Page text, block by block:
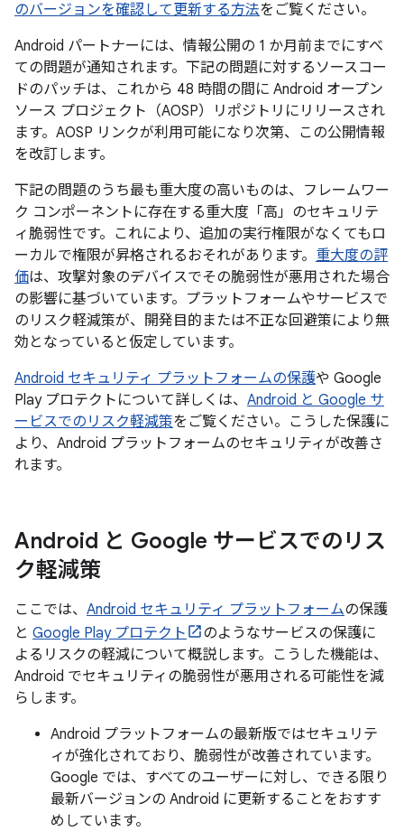
のバージョンを確認して更新する方法をご覧ください。
Android パートナーには、情報公開の 1 か月前までにすべ
ての問題が通知されます。下記の問題に対するソースコー
ドのパッチは、これから 48 時間の間に Android オープン
ソース プロジェクト（AOSP）リポジトリにリリースされ
ます。AOSP リンクが利用可能になり次第、この公開情報
を改訂します。
下記の問題のうち最も重大度の高いものは、フレームワー
ク コンポーネントに存在する重大度「高」のセキュリテ
ィ脆弱性です。これにより、追加の実行権限がなくてもロ
ーカルで権限が昇格されるおそれがあります。 重大度の評
価は、攻撃対象のデバイスでその脆弱性が悪用された場合
の影響に基づいています。プラットフォームやサービスで
のリスク軽減策が、開発目的または不正な回避策により無
効となっていると仮定しています。
Android セキュリティ プラットフォームの保護や Google
Play プロテクトについて詳しくは、 Android と Google サ
ービスでのリスク軽減策をご覧ください。こうした保護に
より、Android プラットフォームのセキュリティが改善さ
れます。
Android と Google サービスでのリス
ク軽減策
ここでは、 Android セキュリティ プラットフォームの保護
と Google Play プロテクト
のようなサービスの保護に
よるリスクの軽減について概説します。こうした機能は、
Android でセキュリティの脆弱性が悪用される可能性を減
らします。
Android プラットフォームの最新版ではセキュリテ
ィが強化されており、脆弱性が改善されています。
Google では、すべてのユーザーに対し、できる限り
最新バージョンの Android に更新することをおすす
めしています。